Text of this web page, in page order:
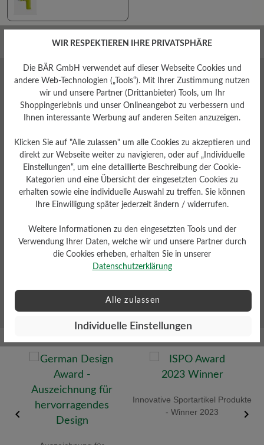
600
Jetzt zum Newsletter anmelden und
Ihre Vorteile sichern!
15CHF Rabatt sichern
Früher Zugang
Als erstes über Neuheiten und limitierte Editionen
informiert werden.
Expertentipps
Sonderangebote
Erhalten Sie exklusive Rabatte und Aktionen nur für
Jetzt zum Newsletter anmelden
Innovative Sportartikel Produkte
- Winner 2023
WIR RESPEKTIEREN IHRE PRIVATSPHÄRE
Die BÄR GmbH verwendet auf dieser Webseite Cookies und
andere Web-Technologien („Tools“). Mit Ihrer Zustimmung nutzen
wir und unsere Partner (Drittanbieter) Tools, um Ihr
Shoppingerlebnis und unser Onlineangebot zu verbessern und
Ihnen interessante Werbung auf anderen Seiten anzuzeigen.
Klicken Sie auf "Alle zulassen" um alle Cookies zu akzeptieren und
direkt zur Webseite weiter zu navigieren, oder auf „Individuelle
Einstellungen“, um eine detaillierte Beschreibung der Cookie-
Kategorien und eine Übersicht der eingesetzten Cookies zu
erhalten sowie eine individuelle Auswahl zu treffen. Sie können
Ihre Einwilligung später jederzeit ändern / widerrufen.
Weitere Informationen zu den eingesetzten Tools und der
Verwendung Ihrer Daten, welche wir und unsere Partner durch
die Cookies erheben, erhalten Sie in unserer
Datenschutzerklärung
Alle zulassen
Individuelle Einstellungen